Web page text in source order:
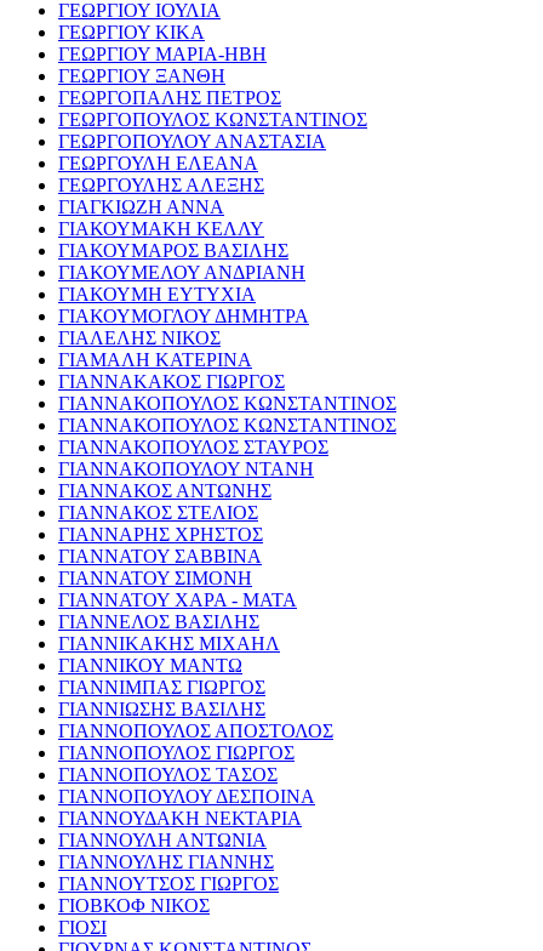
ΓΕΩΡΓΙΟΥ ΙΟΥΛΙΑ
ΓΕΩΡΓΙΟΥ ΚΙΚΑ
ΓΕΩΡΓΙΟΥ ΜΑΡΙΑ-ΗΒΗ
ΓΕΩΡΓΙΟΥ ΞΑΝΘΗ
ΓΕΩΡΓΟΠΑΛΗΣ ΠΕΤΡΟΣ
ΓΕΩΡΓΟΠΟΥΛΟΣ ΚΩΝΣΤΑΝΤΙΝΟΣ
ΓΕΩΡΓΟΠΟΥΛΟΥ ΑΝΑΣΤΑΣΙΑ
ΓΕΩΡΓΟΥΛΗ ΕΛΕΑΝΑ
ΓΕΩΡΓΟΥΛΗΣ ΑΛΕΞΗΣ
ΓΙΑΓΚΙΩΖΗ ΑΝΝΑ
ΓΙΑΚΟΥΜΑΚΗ ΚΕΛΛΥ
ΓΙΑΚΟΥΜΑΡΟΣ ΒΑΣΙΛΗΣ
ΓΙΑΚΟΥΜΕΛΟΥ ΑΝΔΡΙΑΝΗ
ΓΙΑΚΟΥΜΗ ΕΥΤΥΧΙΑ
ΓΙΑΚΟΥΜΟΓΛΟΥ ΔΗΜΗΤΡΑ
ΓΙΑΛΕΛΗΣ ΝΙΚΟΣ
ΓΙΑΜΑΛΗ ΚΑΤΕΡΙΝΑ
ΓΙΑΝΝΑΚΑΚΟΣ ΓΙΩΡΓΟΣ
ΓΙΑΝΝΑΚΟΠΟΥΛΟΣ ΚΩΝΣΤΑΝΤΙΝΟΣ
ΓΙΑΝΝΑΚΟΠΟΥΛΟΣ ΚΩΝΣΤΑΝΤΙΝΟΣ
ΓΙΑΝΝΑΚΟΠΟΥΛΟΣ ΣΤΑΥΡΟΣ
ΓΙΑΝΝΑΚΟΠΟΥΛΟΥ ΝΤΑΝΗ
ΓΙΑΝΝΑΚΟΣ ΑΝΤΩΝΗΣ
ΓΙΑΝΝΑΚΟΣ ΣΤΕΛΙΟΣ
ΓΙΑΝΝΑΡΗΣ ΧΡΗΣΤΟΣ
ΓΙΑΝΝΑΤΟΥ ΣΑΒΒΙΝΑ
ΓΙΑΝΝΑΤΟΥ ΣΙΜΟΝΗ
ΓΙΑΝΝΑΤΟΥ ΧΑΡΑ - ΜΑΤΑ
ΓΙΑΝΝΕΛΟΣ ΒΑΣΙΛΗΣ
ΓΙΑΝΝΙΚΑΚΗΣ ΜΙΧΑΗΛ
ΓΙΑΝΝΙΚΟΥ ΜΑΝΤΩ
ΓΙΑΝΝΙΜΠΑΣ ΓΙΩΡΓΟΣ
ΓΙΑΝΝΙΩΣΗΣ ΒΑΣΙΛΗΣ
ΓΙΑΝΝΟΠΟΥΛΟΣ ΑΠΟΣΤΟΛΟΣ
ΓΙΑΝΝΟΠΟΥΛΟΣ ΓΙΩΡΓΟΣ
ΓΙΑΝΝΟΠΟΥΛΟΣ ΤΑΣΟΣ
ΓΙΑΝΝΟΠΟΥΛΟΥ ΔΕΣΠΟΙΝΑ
ΓΙΑΝΝΟΥΔΑΚΗ ΝΕΚΤΑΡΙΑ
ΓΙΑΝΝΟΥΛΗ ΑΝΤΩΝΙΑ
ΓΙΑΝΝΟΥΛΗΣ ΓΙΑΝΝΗΣ
ΓΙΑΝΝΟΥΤΣΟΣ ΓΙΩΡΓΟΣ
ΓΙΟΒΚΟΦ ΝΙΚΟΣ
ΓΙΟΣΙ